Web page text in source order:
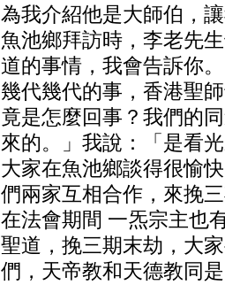
為我介紹他是大師伯，
魚池鄉拜訪時，李老先
道的事情，我會告訴你
幾代幾代的事，香港聖
竟是怎麼回事？我們的
來的。」我說：「是看
大家在魚池鄉談得很愉
們兩家互相合作，來挽
在法會期間 一炁宗主也
聖道，挽三期末劫，大
們，天帝教和天德教同